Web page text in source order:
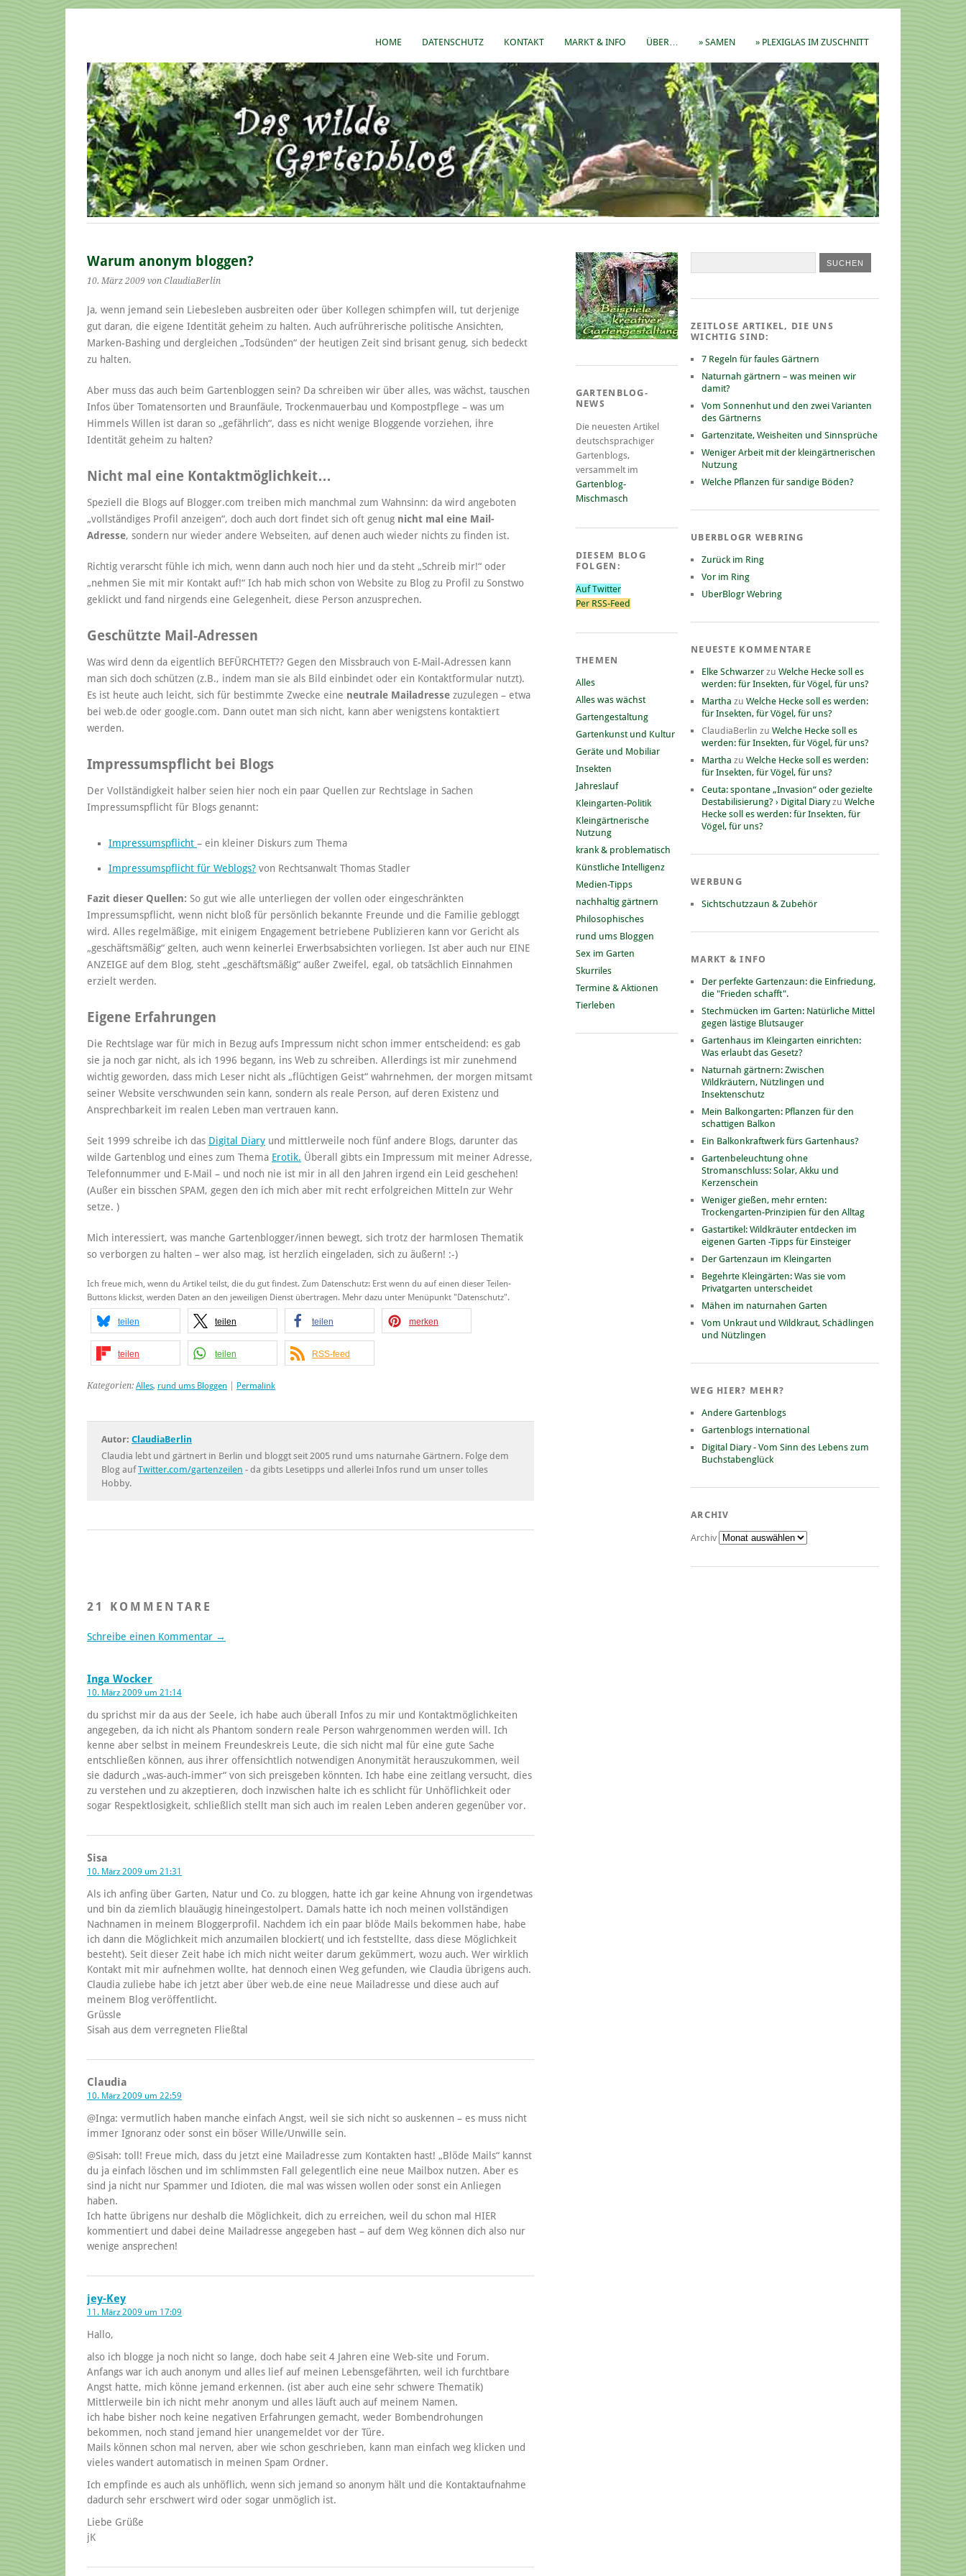
HOME DATENSCHUTZ KONTAKT MARKT & INFO ÜBER… » SAMEN » PLEXIGLAS IM ZUSCHNITT
Warum anonym bloggen?
10. März 2009 von ClaudiaBerlin
Ja, wenn jemand sein Liebesleben ausbreiten oder über Kollegen schimpfen will, tut derjenige
gut daran, die eigene Identität geheim zu halten. Auch aufrührerische politische Ansichten,
Marken-Bashing und dergleichen „Todsünden“ der heutigen Zeit sind brisant genug, sich bedeckt
zu halten.
Aber muss das auch beim Gartenbloggen sein? Da schreiben wir über alles, was wächst, tauschen
Infos über Tomatensorten und Braunfäule, Trockenmauerbau und Kompostpflege – was um
Himmels Willen ist daran so „gefährlich“, dass es nicht wenige Bloggende vorziehen, ihre
Identität geheim zu halten?
Nicht mal eine Kontaktmöglichkeit…
Speziell die Blogs auf Blogger.com treiben mich manchmal zum Wahnsinn: da wird angeboten
„vollständiges Profil anzeigen“, doch auch dort findet sich oft genug nicht mal eine Mail-
Adresse, sondern nur wieder andere Webseiten, auf denen auch wieder nichts zu finden ist.
Richtig verarscht fühle ich mich, wenn dann auch noch hier und da steht „Schreib mir!“ oder
„nehmen Sie mit mir Kontakt auf!“ Ich hab mich schon von Website zu Blog zu Profil zu Sonstwo
geklickt und fand nirgends eine Gelegenheit, diese Person anzusprechen.
Geschützte Mail-Adressen
Was wird denn da eigentlich BEFÜRCHTET?? Gegen den Missbrauch von E-Mail-Adressen kann
man sich doch schützen (z.B., indem man sie als Bild einbindet oder ein Kontaktformular nutzt).
Es ist heute auch leicht, sich für bestimmte Zwecke eine neutrale Mailadresse zuzulegen – etwa
bei web.de oder google.com. Dann outet man sich nicht, kann aber wenigstens kontaktiert
werden.
Impressumspflicht bei Blogs
Der Vollständigkeit halber seien hier noch ein paar Quellen zur Rechtslage in Sachen
Impressumspflicht für Blogs genannt:
Impressumspflicht – ein kleiner Diskurs zum Thema
Impressumspflicht für Weblogs? von Rechtsanwalt Thomas Stadler
Fazit dieser Quellen: So gut wie alle unterliegen der vollen oder eingeschränkten
Impressumspflicht, wenn nicht bloß für persönlich bekannte Freunde und die Familie gebloggt
wird. Alles regelmäßige, mit einigem Engagement betriebene Publizieren kann vor Gericht als
„geschäftsmäßig“ gelten, auch wenn keinerlei Erwerbsabsichten vorliegen. Ist aber auch nur EINE
ANZEIGE auf dem Blog, steht „geschäftsmäßig“ außer Zweifel, egal, ob tatsächlich Einnahmen
erzielt werden.
Eigene Erfahrungen
Die Rechtslage war für mich in Bezug aufs Impressum nicht schon immer entscheidend: es gab
sie ja noch gar nicht, als ich 1996 begann, ins Web zu schreiben. Allerdings ist mir zunehmend
wichtig geworden, dass mich Leser nicht als „flüchtigen Geist“ wahrnehmen, der morgen mitsamt
seiner Website verschwunden sein kann, sondern als reale Person, auf deren Existenz und
Ansprechbarkeit im realen Leben man vertrauen kann.
Seit 1999 schreibe ich das Digital Diary und mittlerweile noch fünf andere Blogs, darunter das
wilde Gartenblog und eines zum Thema Erotik. Überall gibts ein Impressum mit meiner Adresse,
Telefonnummer und E-Mail – und noch nie ist mir in all den Jahren irgend ein Leid geschehen!
(Außer ein bisschen SPAM, gegen den ich mich aber mit recht erfolgreichen Mitteln zur Wehr
setze. )
Mich interessiert, was manche Gartenblogger/innen bewegt, sich trotz der harmlosen Thematik
so verborgen zu halten – wer also mag, ist herzlich eingeladen, sich zu äußern! :-)
Ich freue mich, wenn du Artikel teilst, die du gut findest. Zum Datenschutz: Erst wenn du auf einen dieser Teilen-
Buttons klickst, werden Daten an den jeweiligen Dienst übertragen. Mehr dazu unter Menüpunkt "Datenschutz".
teilen teilen teilen merken
teilen teilen RSS-feed
Kategorien: Alles, rund ums Bloggen Permalink
Autor: ClaudiaBerlin
Claudia lebt und gärtnert in Berlin und bloggt seit 2005 rund ums naturnahe Gärtnern. Folge dem
Blog aufTwitter.com/gartenzeilen - da gibts Lesetipps und allerlei Infos rund um unser tolles
Hobby.
21 KOMMENTARE
Schreibe einen Kommentar →
Inga Wocker
10. März 2009 um 21:14
du sprichst mir da aus der Seele, ich habe auch überall Infos zu mir und Kontaktmöglichkeiten
angegeben, da ich nicht als Phantom sondern reale Person wahrgenommen werden will. Ich
kenne aber selbst in meinem Freundeskreis Leute, die sich nicht mal für eine gute Sache
entschließen können, aus ihrer offensichtlich notwendigen Anonymität herauszukommen, weil
sie dadurch „was-auch-immer“ von sich preisgeben könnten. Ich habe eine zeitlang versucht, dies
zu verstehen und zu akzeptieren, doch inzwischen halte ich es schlicht für Unhöflichkeit oder
sogar Respektlosigkeit, schließlich stellt man sich auch im realen Leben anderen gegenüber vor.
Sisa
10. März 2009 um 21:31
Als ich anfing über Garten, Natur und Co. zu bloggen, hatte ich gar keine Ahnung von irgendetwas
und bin da ziemlich blauäugig hineingestolpert. Damals hatte ich noch meinen vollständigen
Nachnamen in meinem Bloggerprofil. Nachdem ich ein paar blöde Mails bekommen habe, habe
ich dann die Möglichkeit mich anzumailen blockiert( und ich feststellte, dass diese Möglichkeit
besteht). Seit dieser Zeit habe ich mich nicht weiter darum gekümmert, wozu auch. Wer wirklich
Kontakt mit mir aufnehmen wollte, hat dennoch einen Weg gefunden, wie Claudia übrigens auch.
Claudia zuliebe habe ich jetzt aber über web.de eine neue Mailadresse und diese auch auf
meinem Blog veröffentlicht.
Grüssle
Sisah aus dem verregneten Fließtal
Claudia
10. März 2009 um 22:59
@Inga: vermutlich haben manche einfach Angst, weil sie sich nicht so auskennen – es muss nicht
immer Ignoranz oder sonst ein böser Wille/Unwille sein.
@Sisah: toll! Freue mich, dass du jetzt eine Mailadresse zum Kontakten hast! „Blöde Mails“ kannst
du ja einfach löschen und im schlimmsten Fall gelegentlich eine neue Mailbox nutzen. Aber es
sind ja nicht nur Spammer und Idioten, die mal was wissen wollen oder sonst ein Anliegen
haben.
Ich hatte übrigens nur deshalb die Möglichkeit, dich zu erreichen, weil du schon mal HIER
kommentiert und dabei deine Mailadresse angegeben hast – auf dem Weg können dich also nur
wenige ansprechen!
jey-Key
11. März 2009 um 17:09
Hallo,
also ich blogge ja noch nicht so lange, doch habe seit 4 Jahren eine Web-site und Forum.
Anfangs war ich auch anonym und alles lief auf meinen Lebensgefährten, weil ich furchtbare
Angst hatte, mich könne jemand erkennen. (ist aber auch eine sehr schwere Thematik)
Mittlerweile bin ich nicht mehr anonym und alles läuft auch auf meinem Namen.
ich habe bisher noch keine negativen Erfahrungen gemacht, weder Bombendrohungen
bekommen, noch stand jemand hier unangemeldet vor der Türe.
Mails können schon mal nerven, aber wie schon geschrieben, kann man einfach weg klicken und
vieles wandert automatisch in meinen Spam Ordner.
Ich empfinde es auch als unhöflich, wenn sich jemand so anonym hält und die Kontaktaufnahme
dadurch sehr erschwert wird oder sogar unmöglich ist.
Liebe Grüße
jK
GARTENBLOG-
NEWS
Die neuesten Artikel
deutschsprachiger
Gartenblogs,
versammelt im
Gartenblog-
Mischmasch
DIESEM BLOG
FOLGEN:
Auf Twitter
Per RSS-Feed
THEMEN
Alles
Alles was wächst
Gartengestaltung
Gartenkunst und Kultur
Geräte und Mobiliar
Insekten
Jahreslauf
Kleingarten-Politik
Kleingärtnerische
Nutzung
krank & problematisch
Künstliche Intelligenz
Medien-Tipps
nachhaltig gärtnern
Philosophisches
rund ums Bloggen
Sex im Garten
Skurriles
Termine & Aktionen
Tierleben
ZEITLOSE ARTIKEL, DIE UNS
WICHTIG SIND:
7 Regeln für faules Gärtnern
Naturnah gärtnern – was meinen wir
damit?
Vom Sonnenhut und den zwei Varianten
des Gärtnerns
Gartenzitate, Weisheiten und Sinnsprüche
Weniger Arbeit mit der kleingärtnerischen
Nutzung
Welche Pflanzen für sandige Böden?
UBERBLOGR WEBRING
Zurück im Ring
Vor im Ring
UberBlogr Webring
NEUESTE KOMMENTARE
Elke Schwarzer zu Welche Hecke soll es
werden: für Insekten, für Vögel, für uns?
Martha zu Welche Hecke soll es werden:
für Insekten, für Vögel, für uns?
ClaudiaBerlin zu Welche Hecke soll es
werden: für Insekten, für Vögel, für uns?
Martha zu Welche Hecke soll es werden:
für Insekten, für Vögel, für uns?
Ceuta: spontane „Invasion“ oder gezielte
Destabilisierung? › Digital Diaryzu Welche
Hecke soll es werden: für Insekten, für
Vögel, für uns?
WERBUNG
Sichtschutzzaun & Zubehör
MARKT & INFO
Der perfekte Gartenzaun: die Einfriedung,
die "Frieden schafft".
Stechmücken im Garten: Natürliche Mittel
gegen lästige Blutsauger
Gartenhaus im Kleingarten einrichten:
Was erlaubt das Gesetz?
Naturnah gärtnern: Zwischen
Wildkräutern, Nützlingen und
Insektenschutz
Mein Balkongarten: Pflanzen für den
schattigen Balkon
Ein Balkonkraftwerk fürs Gartenhaus?
Gartenbeleuchtung ohne
Stromanschluss: Solar, Akku und
Kerzenschein
Weniger gießen, mehr ernten:
Trockengarten-Prinzipien für den Alltag
Gastartikel: Wildkräuter entdecken im
eigenen Garten -Tipps für Einsteiger
Der Gartenzaun im Kleingarten
Begehrte Kleingärten: Was sie vom
Privatgarten unterscheidet
Mähen im naturnahen Garten
Vom Unkraut und Wildkraut, Schädlingen
und Nützlingen
WEG HIER? MEHR?
Andere Gartenblogs
Gartenblogs international
Digital Diary - Vom Sinn des Lebens zum
Buchstabenglück
ARCHIV
Archiv